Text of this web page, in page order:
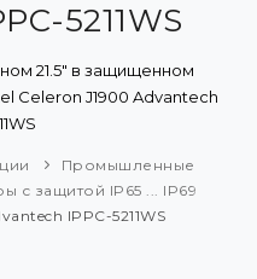
5211WS
21.5" в защищенном
Celeron J1900 Advantech
Промышленные
с защитой IP65 ... IP69
IPPC-5211WS